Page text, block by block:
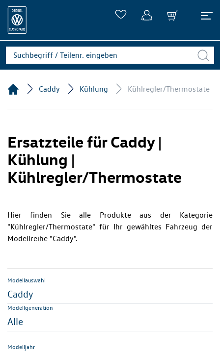
Caddy Kühlung Kühlregler/Thermostate
Ersatzteile für Caddy |
Kühlung |
Kühlregler/Thermostate
Hier finden Sie alle Produkte aus der Kategorie
"Kühlregler/Thermostate" für Ihr gewähltes Fahrzeug der
Modellreihe "Caddy".
Modellauswahl
Caddy
Modellgeneration
Alle
Modelljahr